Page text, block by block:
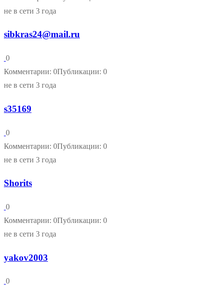
не в сети 3 года
sibkras24@mail.ru
0
Комментарии: 0Публикации: 0
не в сети 3 года
s35169
0
Комментарии: 0Публикации: 0
не в сети 3 года
Shorits
0
Комментарии: 0Публикации: 0
не в сети 3 года
yakov2003
0